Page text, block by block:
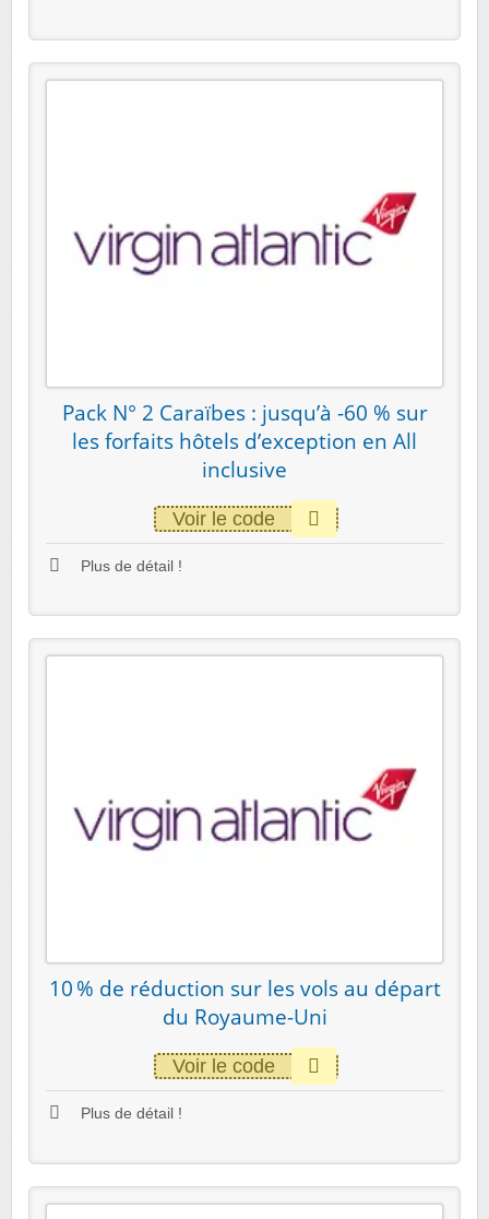
Pack N° 2 Caraïbes : jusqu’à -60 % sur
les forfaits hôtels d’exception en All
inclusive
Voir le code
Plus de détail !
10 % de réduction sur les vols au départ
du Royaume-Uni
Voir le code
Plus de détail !